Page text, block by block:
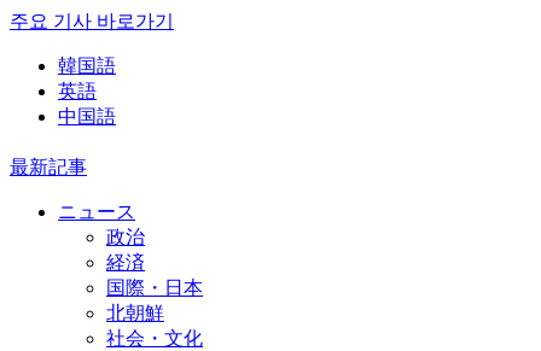
주요 기사 바로가기
韓国語
英語
中国語
最新記事
ニュース
政治
経済
国際・日本
北朝鮮
社会・文化